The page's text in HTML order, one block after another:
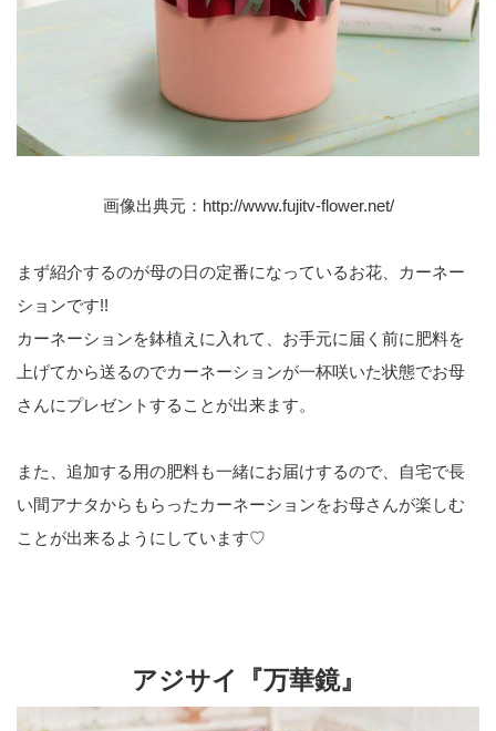
画像出典元： http://www.fujitv-flower.net/
まず紹介するのが母の日の定番になっているお花、カーネー
ションです!!
カーネーションを鉢植えに入れて、お手元に届く前に肥料を
上げてから送るのでカーネーションが一杯咲いた状態でお母
さんにプレゼントすることが出来ます。
また、追加する用の肥料も一緒にお届けするので、自宅で長
い間アナタからもらったカーネーションをお母さんが楽しむ
ことが出来るようにしています♡
アジサイ『万華鏡』